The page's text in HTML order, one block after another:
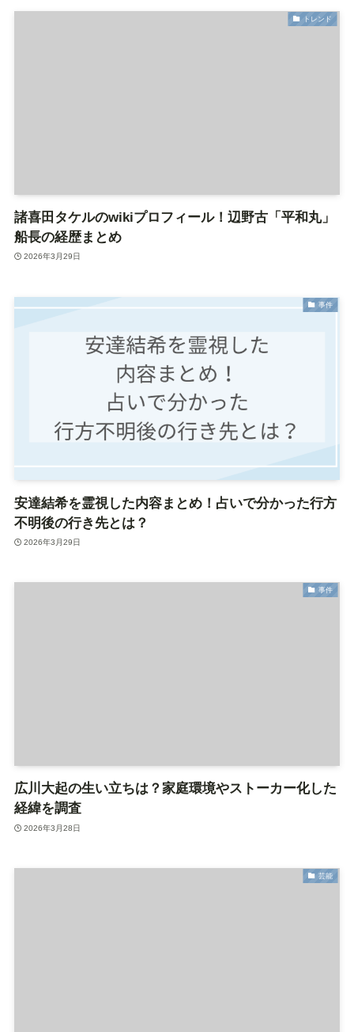
トレンド
諸喜田タケルのwikiプロフィール！辺野古「平和丸」
船長の経歴まとめ
2026年3月29日
事件
安達結希を霊視した内容まとめ！占いで分かった行方
不明後の行き先とは？
2026年3月29日
事件
広川大起の生い立ちは？家庭環境やストーカー化した
経緯を調査
2026年3月28日
芸能